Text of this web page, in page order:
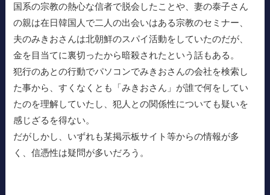
国系の宗教の熱心な信者で脱会したことや、妻の泰子さん
の親は在日韓国人で二人の出会いはある宗教のセミナー、
夫のみきおさんは北朝鮮のスパイ活動をしていたのだが、
金を目当てに裏切ったから暗殺されたという話もある。
犯行のあとの行動でパソコンでみきおさんの会社を検索し
た事から、すくなくとも「みきおさん」が誰で何をしてい
たのを理解していたし、犯人との関係性についても疑いを
感じざるを得ない。
だがしかし、いずれも某掲示板サイト等からの情報が多
く、信憑性は疑問が多いだろう。